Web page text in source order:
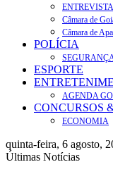
ENTREVISTA
Câmara de
Câmara de
POLÍCIA
ESPORTE
AGENDA
CONCURSOS
ECONOMIA
quinta-feira, 6 agosto,
Últimas Notícias